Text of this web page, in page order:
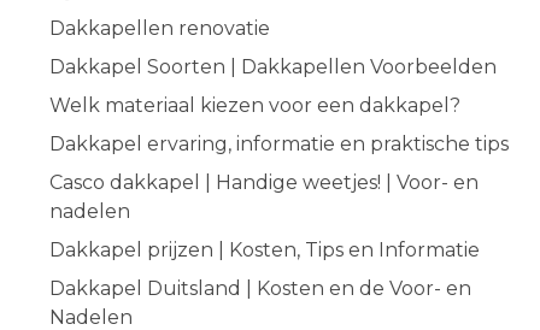
Dakkapellen renovatie
Dakkapel Soorten | Dakkapellen Voorbeelden
Welk materiaal kiezen voor een dakkapel?
Dakkapel ervaring, informatie en praktische tips
Casco dakkapel | Handige weetjes! | Voor- en
nadelen
Dakkapel prijzen | Kosten, Tips en Informatie
Dakkapel Duitsland | Kosten en de Voor- en
Nadelen